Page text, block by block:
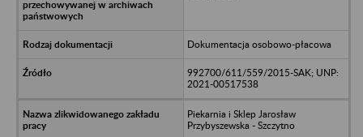
Dokumentacja osobowo-płacowa
992700/611/559/2015-SAK; UNP:
2021-00517538
Piekarnia i Sklep Jarosław
Przybyszewska - Szczytno